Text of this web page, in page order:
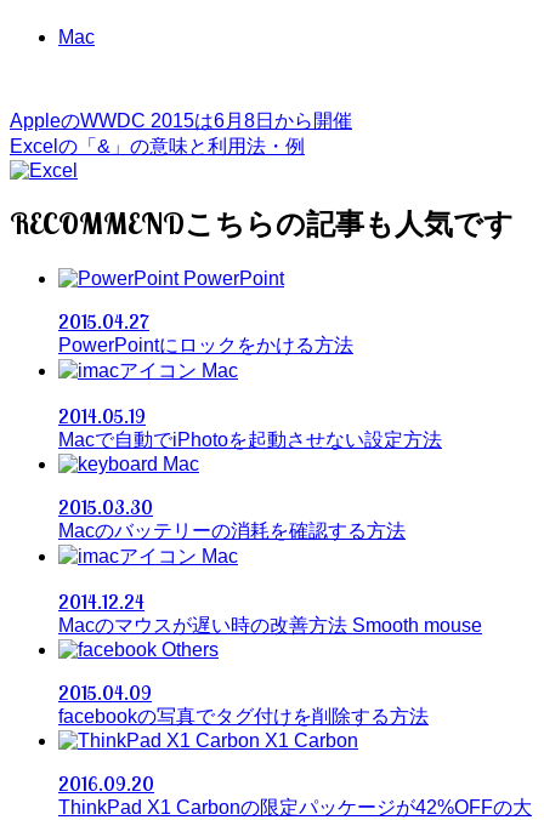
Mac
AppleのWWDC 2015は6月8日から開催
Excelの「&」の意味と利用法・例
RECOMMEND
PowerPoint
2015.04.27
PowerPointにロックをかける方法
Mac
2014.05.19
Macで自動でiPhotoを起動させない設定方法
Mac
2015.03.30
Macのバッテリーの消耗を確認する方法
Mac
2014.12.24
Macのマウスが遅い時の改善方法 Smooth mouse
Others
2015.04.09
facebookの写真でタグ付けを削除する方法
X1 Carbon
2016.09.20
ThinkPad X1 Carbonの限定パッケージが42%OFFの大